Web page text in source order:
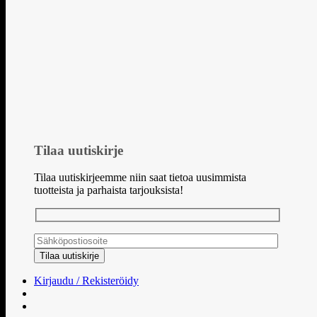
Tilaa uutiskirje
Tilaa uutiskirjeemme niin saat tietoa uusimmista
tuotteista ja parhaista tarjouksista!
Kirjaudu / Rekisteröidy